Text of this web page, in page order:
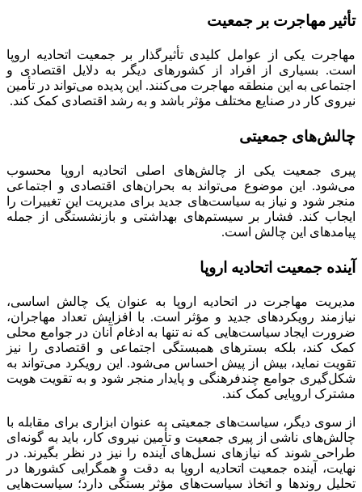
تأثیر مهاجرت بر جمعیت
مهاجرت یکی از عوامل کلیدی تأثیرگذار بر جمعیت اتحادیه اروپا
است. بسیاری از افراد از کشورهای دیگر به دلایل اقتصادی و
اجتماعی به این منطقه مهاجرت می‌کنند. این پدیده می‌تواند در تأمین
نیروی کار در صنایع مختلف مؤثر باشد و به رشد اقتصادی کمک کند.
چالش‌های جمعیتی
پیری جمعیت یکی از چالش‌های اصلی اتحادیه اروپا محسوب
می‌شود. این موضوع می‌تواند به بحران‌های اقتصادی و اجتماعی
منجر شود و نیاز به سیاست‌های جدید برای مدیریت این تغییرات را
ایجاب کند. فشار بر سیستم‌های بهداشتی و بازنشستگی از جمله
پیامدهای این چالش است.
آینده جمعیت اتحادیه اروپا
مدیریت مهاجرت در اتحادیه اروپا به عنوان یک چالش اساسی،
نیازمند رویکردهای جدید و مؤثر است. با افزایش تعداد مهاجران،
ضرورت ایجاد سیاست‌هایی که نه تنها به ادغام آنان در جوامع محلی
کمک کند، بلکه بسترهای همبستگی اجتماعی و اقتصادی را نیز
تقویت نماید، بیش از پیش احساس می‌شود. این رویکرد می‌تواند به
شکل‌گیری جوامع چندفرهنگی و پایدار منجر شود و به تقویت هویت
مشترک اروپایی کمک کند.
از سوی دیگر، سیاست‌های جمعیتی به عنوان ابزاری برای مقابله با
چالش‌های ناشی از پیری جمعیت و تأمین نیروی کار، باید به گونه‌ای
طراحی شوند که نیازهای نسل‌های آینده را نیز در نظر بگیرند. در
نهایت، آینده جمعیت اتحادیه اروپا به دقت و همگرایی کشورها در
تحلیل روندها و اتخاذ سیاست‌های مؤثر بستگی دارد؛ سیاست‌هایی